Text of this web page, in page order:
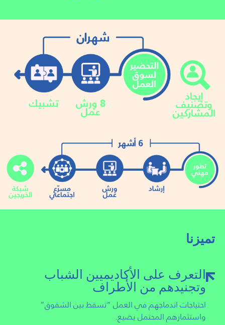
تميزنا
التعرف على الأكاديميين الشباب
وتجنيدهم من الأطراف
احتياجات اندماجهم في العمل “تسقط بين الشقوق”
واستثمارهم المحتمل يضيع.